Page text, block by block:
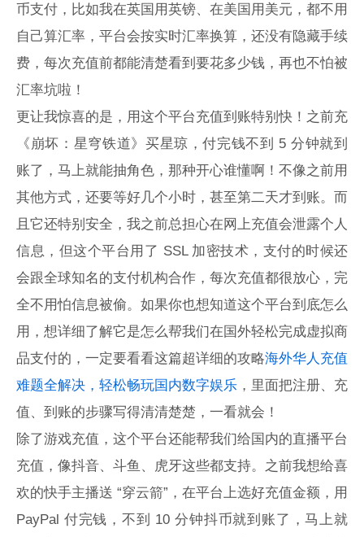
币支付，比如我在英国用英镑、在美国用美元，都不用
自己算汇率，平台会按实时汇率换算，还没有隐藏手续
费，每次充值前都能清楚看到要花多少钱，再也不怕被
汇率坑啦！
更让我惊喜的是，用这个平台充值到账特别快！之前充
《崩坏：星穹铁道》买星琼，付完钱不到 5 分钟就到
账了，马上就能抽角色，那种开心谁懂啊！不像之前用
其他方式，还要等好几个小时，甚至第二天才到账。而
且它还特别安全，我之前总担心在网上充值会泄露个人
信息，但这个平台用了 SSL 加密技术，支付的时候还
会跟全球知名的支付机构合作，每次充值都很放心，完
全不用怕信息被偷。如果你也想知道这个平台到底怎么
用，想详细了解它是怎么帮我们在国外轻松完成虚拟商
品支付的，一定要看看这篇超详细的攻略海外华人充值
难题全解决，轻松畅玩国内数字娱乐 ，里面把注册、充
值、到账的步骤写得清清楚楚，一看就会！
除了游戏充值，这个平台还能帮我们给国内的直播平台
充值，像抖音、斗鱼、虎牙这些都支持。之前我想给喜
欢的快手主播送 “穿云箭”，在平台上选好充值金额，用
PayPal 付完钱，不到 10 分钟抖币就到账了，马上就